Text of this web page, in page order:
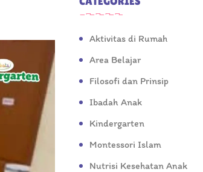
Aktivitas di Rumah
Area Belajar
Filosofi dan Prinsip
Ibadah Anak
Kindergarten
Montessori Islam
Nutrisi Kesehatan Anak